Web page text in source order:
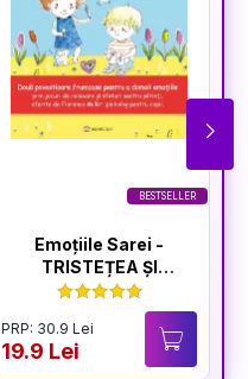
BESTSELLER
Emoțiile Sarei -
TRISTEȚEA ȘI
BUCURIA
PRP: 30.9 Lei
19.9 Lei